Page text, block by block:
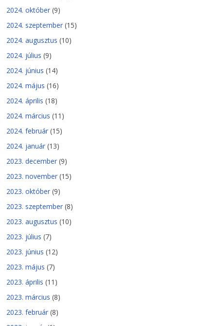
2024. október (9)
2024. szeptember (15)
2024. augusztus (10)
2024. július (9)
2024. június (14)
2024. május (16)
2024. április (18)
2024. március (11)
2024. február (15)
2024. január (13)
2023. december (9)
2023. november (15)
2023. október (9)
2023. szeptember (8)
2023. augusztus (10)
2023. július (7)
2023. június (12)
2023. május (7)
2023. április (11)
2023. március (8)
2023. február (8)